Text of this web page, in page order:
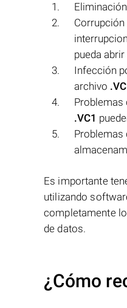
pueda
Infección
archivo
Problemas
.VC1
Problemas
Es importante
utilizando
completamente
de datos.
¿Cómo